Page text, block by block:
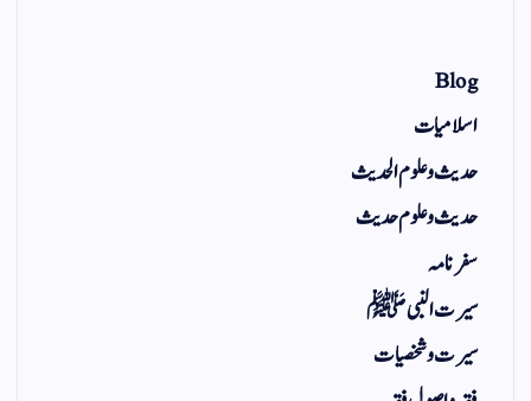
Blog
اسلامیات
حدیث و علوم الحدیث
حدیث و علوم حدیث
سفر نامہ
سیرت النبی ﷺ
سیرت و شخصیات